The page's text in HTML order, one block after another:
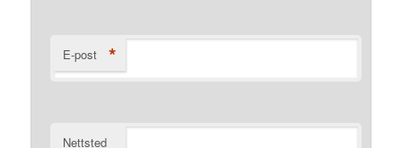
E-post *
Nettsted